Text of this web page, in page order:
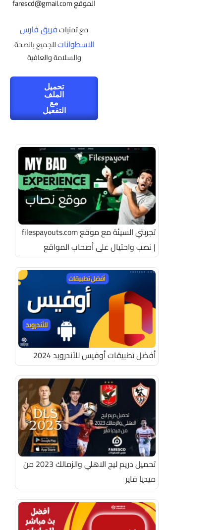
الموقعfarescd@gmail.com
مع تمنياتفريق فارس
الاسطواناتللجميع بالصحة
والسلامة والعافية
التفعيل
تجربتي السيئة مع موقع filespayouts.com
| نصب واحتيال على أصحاب المواقع
أفضل تطبيقات أوفيس للأندرويد 2024
تحميل دريم ليج الاهلي والزمالك 2023 من
ميديا فاير